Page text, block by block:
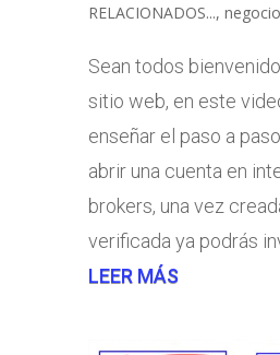
RELACIONADOS...,
Sean todos
sitio web, en este
enseñar el paso a
abrir una cuenta en
brokers, una vez
verificada ya podrás
LEER MÁS